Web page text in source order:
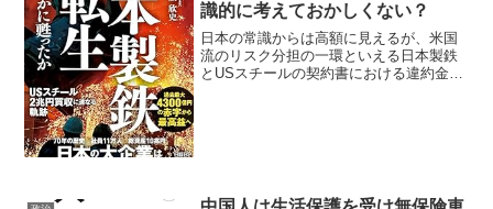
識的に考えておかしくない？
日本の常識からは高額に見えるが、米国
流のリスク分担の一環といえる日本製鉄
とUSスチールの契約書における違約金